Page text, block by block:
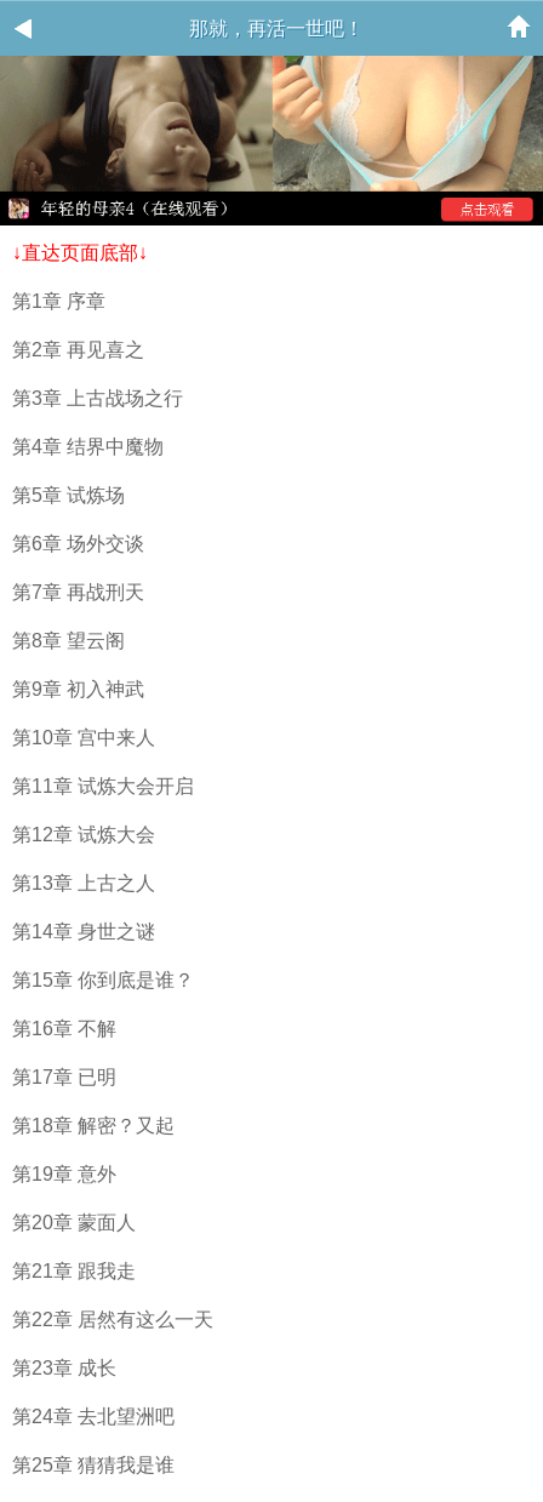
那就，再活一世吧！
↓直达页面底部↓
第1章 序章
第2章 再见喜之
第3章 上古战场之行
第4章 结界中魔物
第5章 试炼场
第6章 场外交谈
第7章 再战刑天
第8章 望云阁
第9章 初入神武
第10章 宫中来人
第11章 试炼大会开启
第12章 试炼大会
第13章 上古之人
第14章 身世之谜
第15章 你到底是谁？
第16章 不解
第17章 已明
第18章 解密？又起
第19章 意外
第20章 蒙面人
第21章 跟我走
第22章 居然有这么一天
第23章 成长
第24章 去北望洲吧
第25章 猜猜我是谁